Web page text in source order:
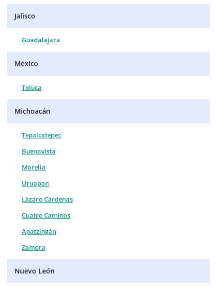
Jalisco
Guadalajara
México
Toluca
Michoacán
Tepalcatepec
Buenavista
Morelia
Uruapan
Lázaro Cárdenas
Cuatro Caminos
Apatzingán
Zamora
Nuevo León